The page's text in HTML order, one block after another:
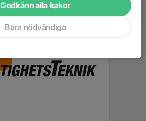
Godkänn alla kakor
Bara nödvändiga